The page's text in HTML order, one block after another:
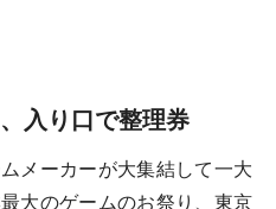
入り口で整理券
メーカーが大集結して一大
大のゲームのお祭り、東京